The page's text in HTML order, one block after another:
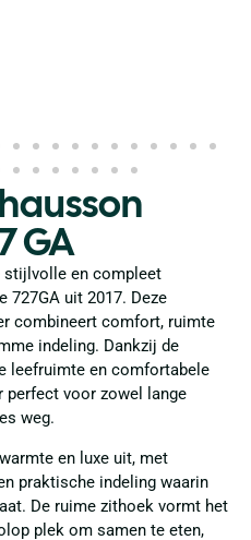
GA
stijlvolle en compleet
727GA uit 2017. Deze
combineert comfort, ruimte
indeling. Dankzij de
leefruimte en comfortabele
perfect voor zowel lange
weg.
en luxe uit, met
praktische indeling waarin
De ruime zithoek vormt het
plek om samen te eten,